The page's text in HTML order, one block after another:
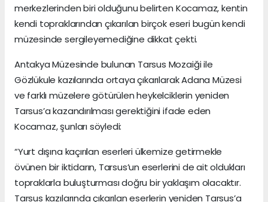
merkezlerinden biri olduğunu belirten Kocamaz, kentin
kendi topraklarından çıkarılan birçok eseri bugün kendi
müzesinde sergileyemediğine dikkat çekti.
Antakya Müzesinde bulunan Tarsus Mozaiği ile
Gözlükule kazılarında ortaya çıkarılarak Adana Müzesi
ve farklı müzelere götürülen heykelciklerin yeniden
Tarsus’a kazandırılması gerektiğini ifade eden
Kocamaz, şunları söyledi:
“Yurt dışına kaçırılan eserleri ülkemize getirmekle
övünen bir iktidarın, Tarsus’un eserlerini de ait oldukları
topraklarla buluşturması doğru bir yaklaşım olacaktır.
Tarsus kazılarında çıkarılan eserlerin yeniden Tarsus’a